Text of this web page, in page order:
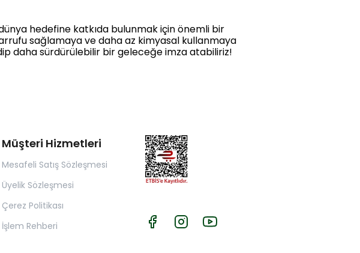
hedefine katkıda bulunmak için önemli bir
sağlamaya ve daha az kimyasal kullanmaya
daha sürdürülebilir bir geleceğe imza atabiliriz!
Müşteri Hizmetleri
Mesafeli Satış Sözleşmesi
Üyelik Sözleşmesi
Çerez Politikası
İşlem Rehberi